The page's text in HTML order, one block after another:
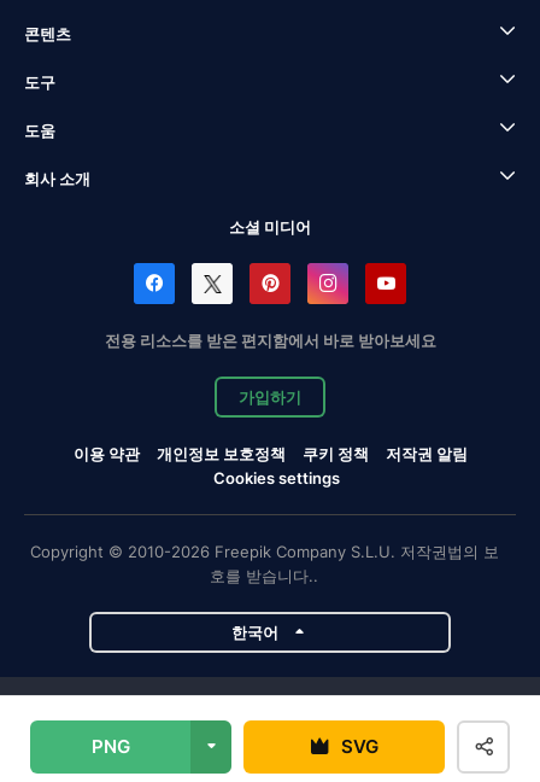
PNG SVG
콘텐츠
도구
도움
회사 소개
소셜 미디어
전용 리소스를 받은 편지함에서 바로 받아보세요
가입하기
이용 약관 개인정보 보호정책 쿠키 정책
저작권 알림
Cookies settings
Copyright © 2010-2026 Freepik Company S.L.U. 저작권법의 보
호를 받습니다..
한국어